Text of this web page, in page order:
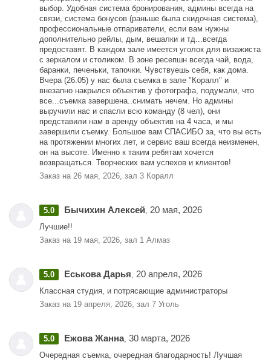
администратором) или в уборной в любой момент без
согласований.
- После использования гримёрки всё должно быть прибрано
арендатором гримёрного места: не должно быть мусора,
использованных стаканчиков, салфеток, ватных дисков и палочек,
ложечек, посторонних предметов и следов от чего-то просыпанного
или пролитого на поверхности, полы, мебель, стены и т.п.
- В случае оставленных загрязнений/мусора после вашей аренды,
услуга уборки гримёрного места после вас платная 500-50000 ₽ за
уборку 1 места (в зависимости от загрязнений).
выбор. Удобная система бронирования, админы всегда на
связи, система бонусов (раньше была скидочная система),
профессиональные отпариватели, если вам нужны
дополнительно рейлы, дым, вешалки и тд...всегда
предоставят. В каждом зале имеется уголок для визажиста
с зеркалом и столиком. В зоне ресепшн всегда чай, вода,
баранки, печеньки, тапочки. Чувствуешь себя, как дома.
Вчера (26.05) у нас была съемка в зале "Коралл" и
внезапно накрылся объектив у фотографа, подумали, что
все...съемка завершена..снимать нечем. Но админы
выручили нас и спасли всю команду (8 чел), они
представили нам в аренду объектив на 4 часа, и мы
завершили съемку. Большое вам СПАСИБО за, что вы есть
на протяжении многих лет, и сервис ваш всегда неизменен,
он на высоте. Именно к таким ребятам хочется
возвращаться. Творческих вам успехов и клиентов!
Заказ на 26 мая, 2026, зал 3 Коралл
5.0 Бычихин Алексей, 20 мая, 2026
Лучшие!!
Заказ на 19 мая, 2026, зал 1 Алмаз
5.0 Еськова Дарья, 20 апреля, 2026
Классная студия, и потрясающие администраторы
Заказ на 19 апреля, 2026, зал 7 Уголь
5.0 Ежова Жанна, 30 марта, 2026
Очередная съемка, очередная благодарность! Лучшая